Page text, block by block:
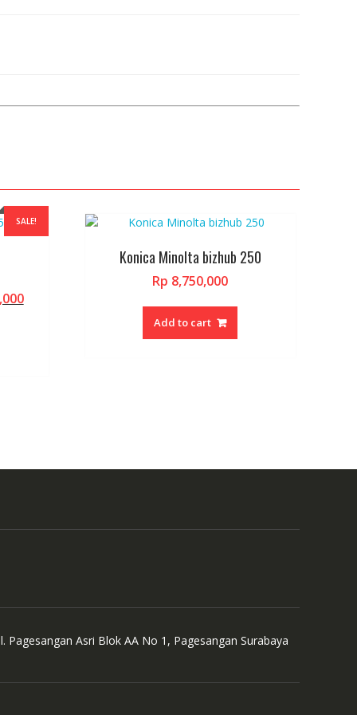
SALE!
Current
Konica Minolta bizhub 250
Rp 8,750,000
Add to cart
Pagesangan Asri Blok AA No 1, Pagesangan Surabaya